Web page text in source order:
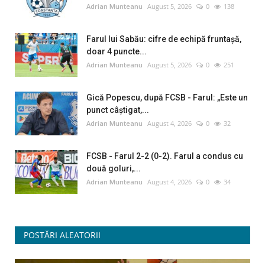
Adrian Munteanu August 5, 2026 0 138
Farul lui Sabău: cifre de echipă fruntașă,
doar 4 puncte...
Adrian Munteanu August 5, 2026 0 251
Gică Popescu, după FCSB - Farul: „Este un
punct câștigat,...
Adrian Munteanu August 4, 2026 0 32
FCSB - Farul 2-2 (0-2). Farul a condus cu
două goluri,...
Adrian Munteanu August 4, 2026 0 34
POSTĂRI ALEATORII